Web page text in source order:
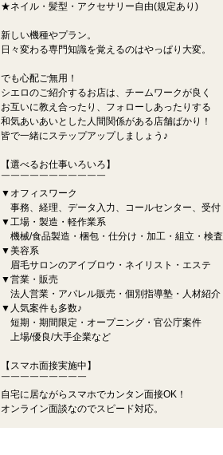
★ネイル・髪型・アクセサリー自由(規定あり)
新しい機種やプラン。
日々変わる専門知識を覚えるのはやっぱり大変。
でも心配ご無用！
シエロのご紹介するお店は、チームワークが良く
お互いに教え合ったり、フォローしあったりする
和気あいあいとした人間関係がある店舗ばかり！
皆で一緒にステップアップしましょう♪
【選べるお仕事いろいろ】
￣￣￣￣￣￣￣￣￣￣￣
▼オフィスワーク
事務、経理、データ入力、コールセンター、受付
▼工場・製造・軽作業系
機械/食品製造・梱包・仕分け・加工・組立・検査
▼美容系
眉毛サロンのアイブロウ・ネイリスト・エステ
▼営業・販売
法人営業・アパレル販売・個別指導塾・人材紹介
▼人気案件も多数♪
短期・期間限定・オープニング・官公庁案件
上場/優良/大手企業など
【スマホ面接実施中】
￣￣￣￣￣￣￣￣￣
自宅に居ながらスマホでカンタン面接OK！
オンライン面談なのでスピード対応。